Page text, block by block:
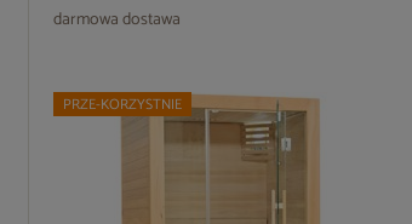
darmowa dostawa
PRZE-KORZYSTNIE